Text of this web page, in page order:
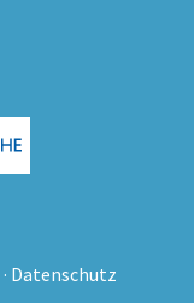
· Datenschutz